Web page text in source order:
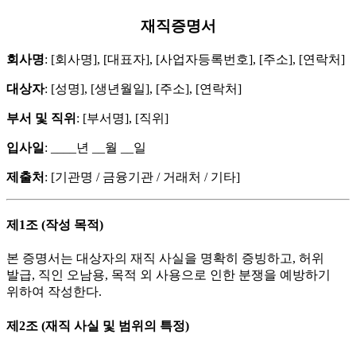
재직증명서
회사명: [회사명], [대표자], [사업자등록번호], [주소], [연락처]
대상자: [성명], [생년월일], [주소], [연락처]
부서 및 직위 : [부서명], [직위]
입사일 : ____년 __월 __일
제출처 : [기관명 / 금융기관 / 거래처 / 기타]
제1조 (작성 목적)
본 증명서는 대상자의 재직 사실을 명확히 증빙하고, 허위
발급, 직인 오남용, 목적 외 사용으로 인한 분쟁을 예방하기
위하여 작성한다.
제2조 (재직 사실 및 범위의 특정)